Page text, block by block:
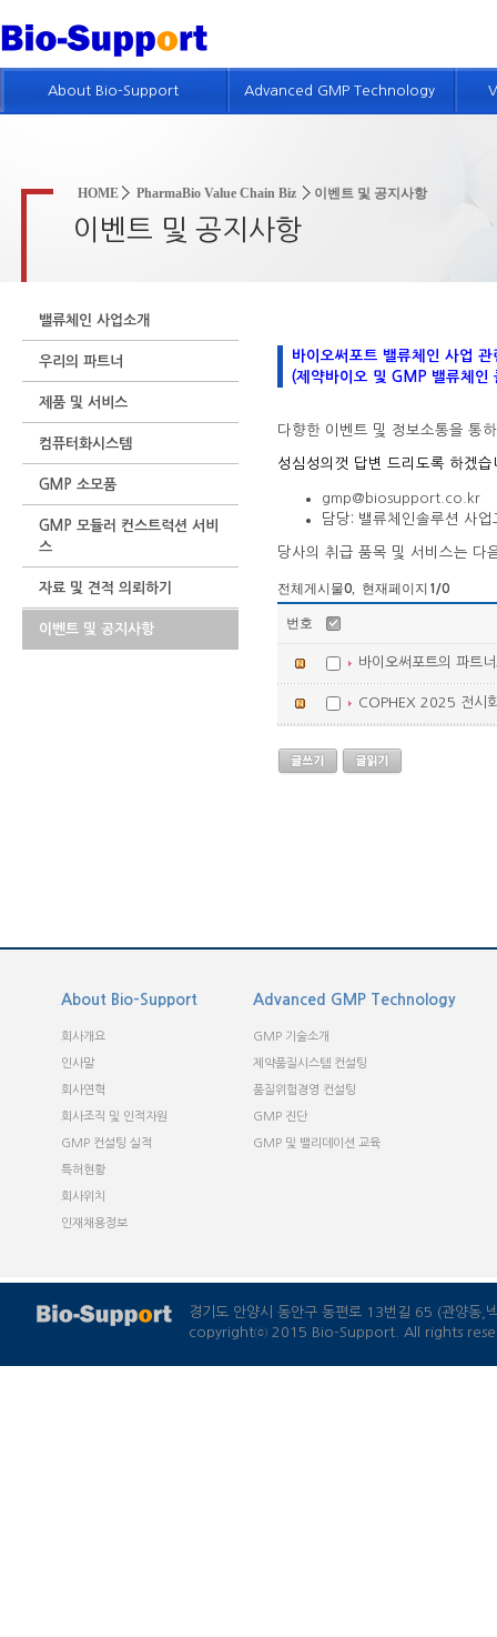
HOME PharmaBio Value Chain Biz 이벤트 및 공지사항
이벤트 및 공지사항
밸류체인 사업소개
우리의 파트너
제품 및 서비스
컴퓨터화시스템
GMP 소모품
GMP 모듈러 컨스트럭션 서비
스
자료 및 견적 의뢰하기
이벤트 및 공지사항
About Bio-Support
특허현황
회사위치
인재채용정보
Advanced GMP Technology
바이오써포트 밸류체인 사업
(제약바이오 및 GMP 밸류체
다향한 이벤트 및 정보소통을 통
성심성의껏 답변 드리도록 하겠습
gmp@biosupport.co.kr
담당: 밸류체인솔루션 사
당사의 취급 품목 및 서비스는 다
전체게시물0 , 현재페이지 1 /0
번호
바이오써포트의 파트
COPHEX 2025 전시
경기도 안양시 동안구 동편로 13번길 65 (관양동,
copyrightⓒ 2015 Bio-Support. All rights